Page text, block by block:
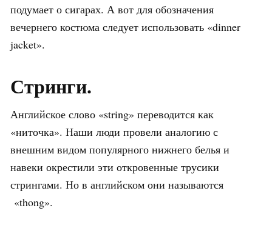
подумает о сигарах. А вот для обозначения
вечернего костюма следует использовать «dinner
jacket».
Стринги.
Английское слово «string» переводится как
«ниточка». Наши люди провели аналогию с
внешним видом популярного нижнего белья и
навеки окрестили эти откровенные трусики
стрингами. Но в английском они называются
«thong».